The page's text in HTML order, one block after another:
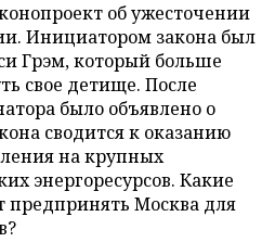
об ужесточении
Инициатором закона был
Грэм, который больше
свое детище. После
было объявлено о
сводится к оказанию
на крупных
энергоресурсов. Какие
Москва для